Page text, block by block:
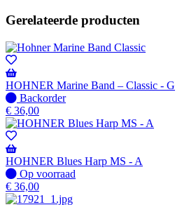
Gerelateerde producten
HOHNER Marine Band – Classic - G
Niet
op
voorraad
-
Wordt
verzonden
wanneer
beschikbaar
Backorder
€ 36,00
HOHNER Blues Harp MS - A
Op
voorraad
Op voorraad
€ 36,00